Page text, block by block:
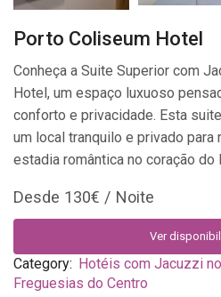
Porto Coliseum Hotel
Conheça a Suite Superior com
Hotel, um espaço luxuoso
conforto e privacidade. Esta
um local tranquilo e privado para
estadia romântica no coração do
130€
Ver
Category: Hotéis com Jacuzzi
Freguesias do Centro